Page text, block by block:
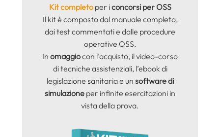
Kit completoper iconcorsi per OSS
Il kit è composto dal manuale completo,
dai test commentati e dalle procedure
operative OSS.
In omaggiocon l’acquisto, il video-corso
di tecniche assistenziali, l’ebook di
legislazione sanitaria e un software di
simulazione per infinite esercitazioni in
vista della prova.